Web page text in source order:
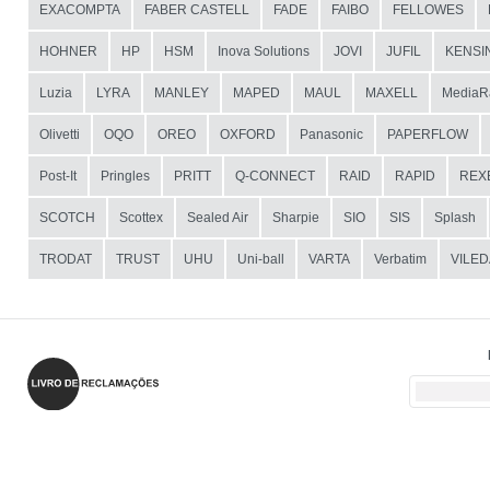
EXACOMPTA FABER CASTELL FADE FAIBO FELLOWES
HOHNER HP HSM Inova Solutions JOVI JUFIL
Luzia LYRA MANLEY MAPED MAUL MAXELL
Olivetti OQO OREO OXFORD Panasonic PAPERFLOW
Post-It Pringles PRITT Q-CONNECT RAID RAPID
SCOTCH Scottex Sealed Air Sharpie SIO SIS Splash
TRODAT TRUST UHU Uni-ball VARTA Verbatim